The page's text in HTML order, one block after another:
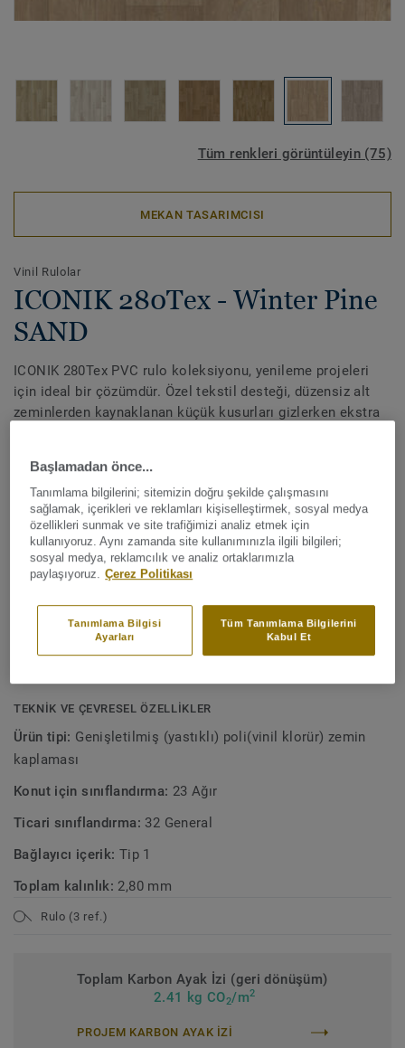
Tüm renkleri görüntüleyin (75)
MEKAN TASARIMCISI
Vinil Rulolar
ICONIK 280Tex - Winter Pine
SAND
ICONIK 280Tex PVC rulo koleksiyonu, yenileme projeleri
için ideal bir çözümdür. Özel tekstil desteği, düzensiz alt
zeminlerden kaynaklanan küçük kusurları gizlerken ekstra
sert ağaç tasarımlarının estetiğini yansıtan geniş bir renk,
desen ve doku seçeneği sunar. Extreme Protection yüzey
koruması sayesinde zemininizi temiz tutmak ve güzel
görünümünü korumak oldukça kolaydır.
ANA ÖZELLİKLER
Almanya'da Üretilmiştir
Kolay yenileme için tekstil destek tabanı
Yüksek konfor sunar
2.8 mm kalınlık ve 0.35 mm aşınma tabakası
19 dB etkili ses emilimi
Çizilmelere, lekelere ve darbelere karşı dayanıklıdır
TEKNIK VE ÇEVRESEL ÖZELLIKLER
Ürün tipi: Genişletilmiş (yastıklı) poli(vinil klorür) zemin
kaplaması
Konut için sınıflandırma: 23 Ağır
Ticari sınıflandırma: 32 General
Bağlayıcı içerik: Tip 1
Toplam kalınlık: 2,80 mm
Rulo (3 ref.)
Toplam Karbon Ayak İzi (geri dönüşüm)
2.41 kg CO2/m2
PROJEM KARBON AYAK IZI
Başlamadan önce...
Tanımlama bilgilerini; sitemizin doğru şekilde çalışmasını
sağlamak, içerikleri ve reklamları kişiselleştirmek, sosyal medya
özellikleri sunmak ve site trafiğimizi analiz etmek için
kullanıyoruz. Aynı zamanda site kullanımınızla ilgili bilgileri;
sosyal medya, reklamcılık ve analiz ortaklarımızla
paylaşıyoruz.
Çerez Politikası
Tüm Tanımlama Bilgilerini
Kabul Et
Tanımlama Bilgisi
Ayarları